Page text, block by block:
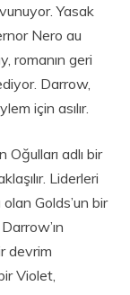
Yasak
Nero au
romanın geri
Darrow,
için asılır.
Oğulları adlı bir
Liderleri
Golds’un bir
devrim
Violet,